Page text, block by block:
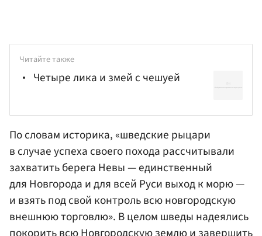
Читайте также
Четыре лика и змей с чешуей
По словам историка, «шведские рыцари
в случае успеха своего похода рассчитывали
захватить берега Невы — единственный
для Новгорода и для всей Руси выход к морю —
и взять под свой контроль всю новгородскую
внешнюю торговлю». В целом шведы надеялись